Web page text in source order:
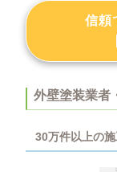
信頼
外壁塗装業者
30万件以上の